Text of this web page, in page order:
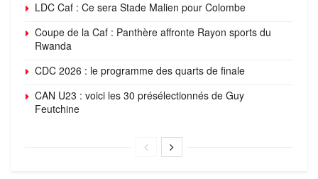
LDC Caf : Ce sera Stade Malien pour Colombe
Coupe de la Caf : Panthère affronte Rayon sports du
Rwanda
CDC 2026 : le programme des quarts de finale
CAN U23 : voici les 30 présélectionnés de Guy
Feutchine